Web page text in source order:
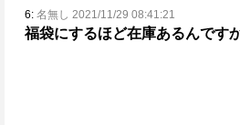
6: 名無し 2021/11/29 08:41:21
福袋にするほど在庫あるんです